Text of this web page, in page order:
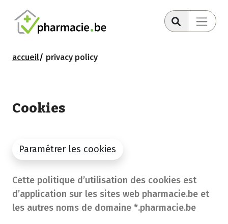
accueil privacy policy
Cookies
Paramétrer les cookies
Cette politique d’utilisation des cookies est
d’application sur les sites web pharmacie.be et
les autres noms de domaine *.pharmacie.be